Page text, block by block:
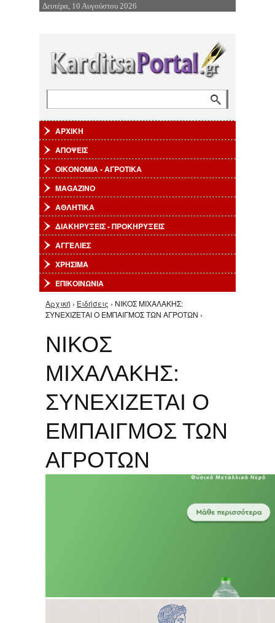
Επιστροφή στην Πλοήγηση
Δευτέρα, 10 Αυγούστου 2026
ΑΡΧΙΚΗ
ΑΠΟΨΕΙΣ
ΟΙΚΟΝΟΜΙΑ - ΑΓΡΟΤΙΚΑ
MAGAZINO
ΑΘΛΗΤΙΚΑ
ΔΙΑΚΗΡΥΞΕΙΣ - ΠΡΟΚΗΡΥΞΕΙΣ
ΑΓΓΕΛΙΕΣ
ΧΡΗΣΙΜΑ
ΕΠΙΚΟΙΝΩΝΙΑ
Είστε εδώ
Αρχική › Ειδήσεις › ΝΙΚΟΣ ΜΙΧΑΛΑΚΗΣ:
ΣΥΝΕΧΙΖΕΤΑΙ Ο ΕΜΠΑΙΓΜΟΣ ΤΩΝ ΑΓΡΟΤΩΝ ›
ΝΙΚΟΣ
ΜΙΧΑΛΑΚΗΣ:
ΣΥΝΕΧΙΖΕΤΑΙ Ο
ΕΜΠΑΙΓΜΟΣ ΤΩΝ
ΑΓΡΟΤΩΝ